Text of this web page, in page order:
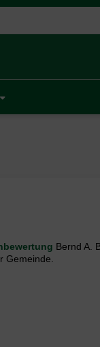
Bernd A.
Gemeinde.